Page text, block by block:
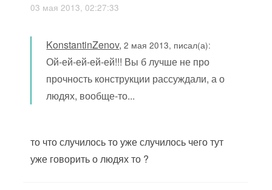
03 мая 2013, 02:27:33
KonstantinZenov,2 мая 2013, писал(а):
Ой-ей-ей-ей-ей!!! Вы б лучше не про
прочность конструкции рассуждали, а о
людях, вообще-то...
то что случилось то уже случилось чего тут
уже говорить о людях то ?